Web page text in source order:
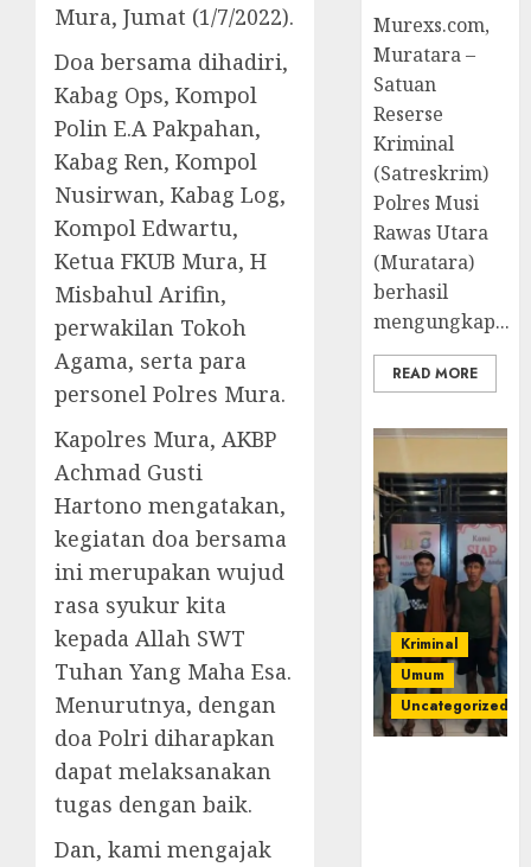
Mura, Jumat (1/7/2022).
Doa bersama dihadiri,
Kabag Ops, Kompol
Polin E.A Pakpahan,
Kabag Ren, Kompol
Nusirwan, Kabag Log,
Kompol Edwartu,
Ketua FKUB Mura, H
Misbahul Arifin,
perwakilan Tokoh
Agama, serta para
personel Polres Mura.
Kapolres Mura, AKBP
Achmad Gusti
Hartono mengatakan,
kegiatan doa bersama
ini merupakan wujud
rasa syukur kita
kepada Allah SWT
Tuhan Yang Maha Esa.
Menurutnya, dengan
doa Polri diharapkan
dapat melaksanakan
tugas dengan baik.
Dan, kami mengajak
Murexs.com,
Muratara –
Satuan
Reserse
Kriminal
(Satreskrim)
Polres Musi
Rawas Utara
(Muratara)
berhasil
mengungkap...
READ MORE
Kriminal
Umum
Uncategorized